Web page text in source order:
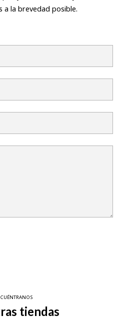
a la brevedad posible.
tiendas